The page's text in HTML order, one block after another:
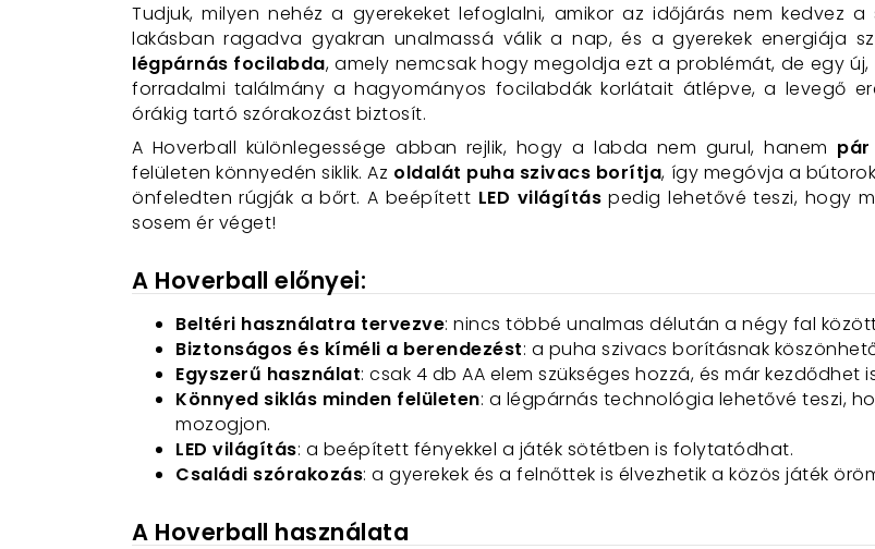
Tudjuk, milyen nehéz a gyerekeket lefoglalni, amikor az időjárás nem kedvez
lakásban ragadva gyakran unalmassá válik a nap, és a gyerekek energiája
légpárnás focilabda, amely nemcsak hogy megoldja ezt a problémát, de egy
forradalmi találmány a hagyományos focilabdák korlátait átlépve, a levegő
órákig tartó szórakozást biztosít.
A Hoverball különlegessége abban rejlik, hogy a labda nem gurul, hanem
felületen könnyedén siklik. Az oldalát puha szivacs borítja, így megóvja a
önfeledten rúgják a bőrt. A beépített LED világítás pedig lehetővé teszi, hogy
sosem ér véget!
A Hoverball előnyei:
Beltéri használatra tervezve: nincs többé unalmas délután a négy fal
Biztonságos és kíméli a berendezést: a puha szivacs borításnak
Egyszerű használat: csak 4 db AA elem szükséges hozzá, és már kezdődhet
Könnyed siklás minden felületen: a légpárnás technológia lehetővé teszi,
mozogjon.
LED világítás: a beépített fényekkel a játék sötétben is folytatódhat.
Családi szórakozás: a gyerekek és a felnőttek is élvezhetik a közös játék
A Hoverball használata